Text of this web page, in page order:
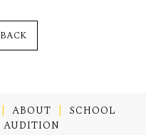
BACK
ABOUT
SCHOOL
AUDITION